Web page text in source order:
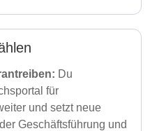
Du
für
und setzt neue
Geschäftsführung und